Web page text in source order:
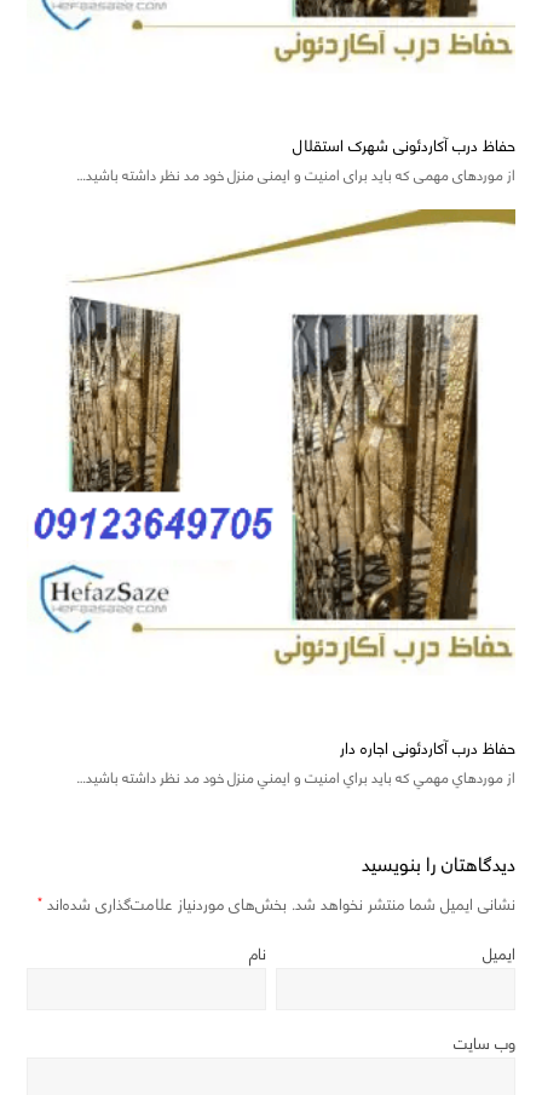
حفاظ درب آکاردئونی شهرک استقلال
از موردهای مهمی که باید برای امنیت و ایمنی منزل خود مد نظر داشته باشید…
حفاظ درب آکاردئونی اجاره دار
از موردهاي مهمي که بايد براي امنيت و ايمني منزل خود مد نظر داشته باشيد…
دیدگاهتان را بنویسید
نشانی ایمیل شما منتشر نخواهد شد. بخش‌های موردنیاز علامت‌گذاری شده‌اند*
نام ایمیل
وب‌ سایت